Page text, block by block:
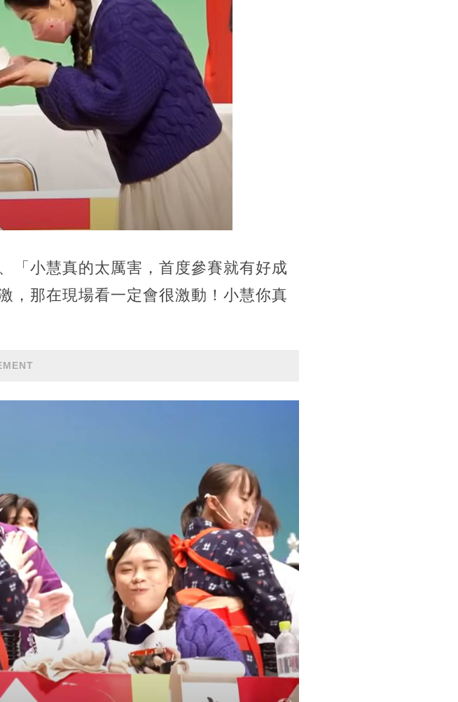
「小慧真的太厲害，首度參賽就有好成
，那在現場看一定會很激動！小慧你真